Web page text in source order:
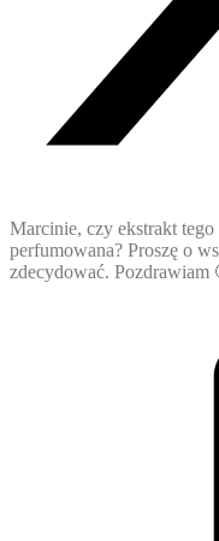
Marcinie, czy ekstrakt
perfumowana? Proszę o
zdecydować. Pozdrawiam